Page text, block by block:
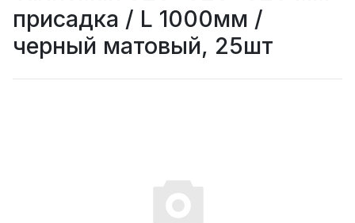
присадка / L 1000мм /
черный матовый, 25шт